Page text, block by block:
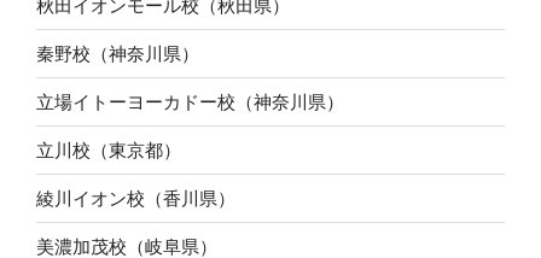
秋田イオンモール校（秋田県）
秦野校（神奈川県）
立場イトーヨーカドー校（神奈川県）
立川校（東京都）
綾川イオン校（香川県）
美濃加茂校（岐阜県）